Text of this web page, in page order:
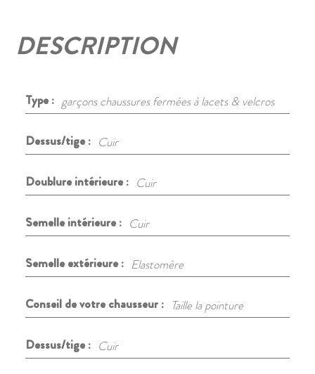
DESCRIPTION
Type : garçons chaussures fermées à lacets & velcros
Dessus/tige : Cuir
Doublure intérieure : Cuir
Semelle intérieure : Cuir
Semelle extérieure : Elastomère
Conseil de votre chausseur : Taille la pointure
Dessus/tige : Cuir